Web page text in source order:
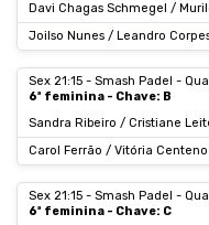
Davi Chagas Schmegel /
Joilso Nunes / Leandro
Sex 21:15 - Smash Padel -
6ª feminina - Chave: B
Sandra Ribeiro / Cristiane
Carol Ferrão / Vitória Centeno
Sex 21:15 - Smash Padel -
6ª feminina - Chave: C